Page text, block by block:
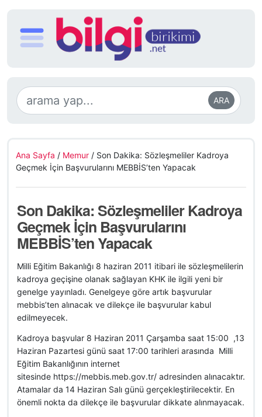
ARA
Ana Sayfa / Memur / Son Dakika: Sözleşmeliler Kadroya
Geçmek İçin Başvurularını MEBBİS’ten Yapacak
Son Dakika: Sözleşmeliler Kadroya
Geçmek İçin Başvurularını
MEBBİS’ten Yapacak
Milli Eğitim Bakanlığı 8 haziran 2011 itibari ile sözleşmelilerin
kadroya geçişine olanak sağlayan KHK ile ilgili yeni bir
genelge yayınladı. Genelgeye göre artık başvurular
mebbis’ten alınacak ve dilekçe ile başvurular kabul
edilmeyecek.
Kadroya başvular 8 Haziran 2011 Çarşamba saat 15:00 ,13
Haziran Pazartesi günü saat 17:00 tarihleri arasında Milli
Eğitim Bakanlığının internet
sitesinde https://mebbis.meb.gov.tr/ adresinden alınacaktır.
Atamalar da 14 Haziran Salı günü gerçekleştirilecektir. En
önemli nokta da dilekçe ile başvurular dikkate alınmayacak.